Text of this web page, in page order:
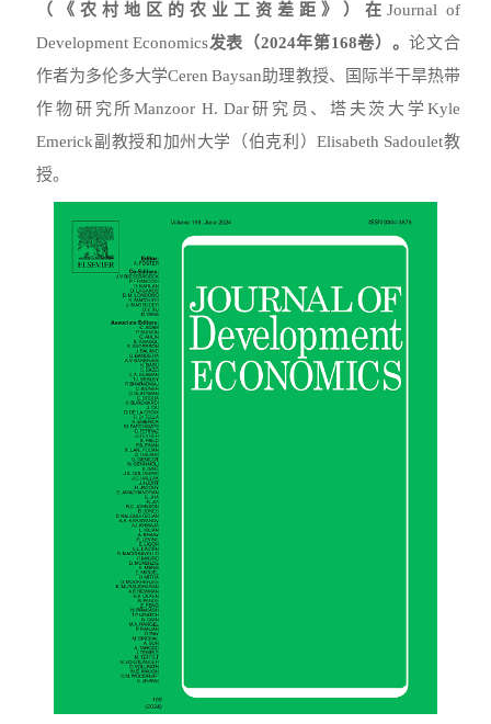
（《农村地区的农业工资差距》） 在 Journal of
Development Economics发表 （2024年第168卷） 。论文合
作者为多伦多大学Ceren Baysan助理教授、国际半干旱热带
作物研究所Manzoor H. Dar研究员、塔夫茨大学Kyle
Emerick副教授和加州大学（伯克利）Elisabeth Sadoulet教
授。